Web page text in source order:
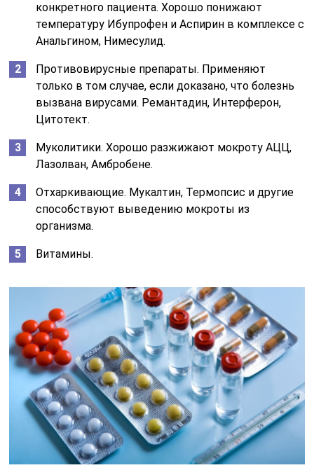
конкретного пациента. Хорошо понижают
температуру Ибупрофен и Аспирин в комплексе с
Анальгином, Нимесулид.
Противовирусные препараты. Применяют
только в том случае, если доказано, что болезнь
вызвана вирусами. Ремантадин, Интерферон,
Цитотект.
Муколитики. Хорошо разжижают мокроту АЦЦ,
Лазолван, Амбробене.
Отхаркивающие. Мукалтин, Термопсис и другие
способствуют выведению мокроты из
организма.
Витамины.